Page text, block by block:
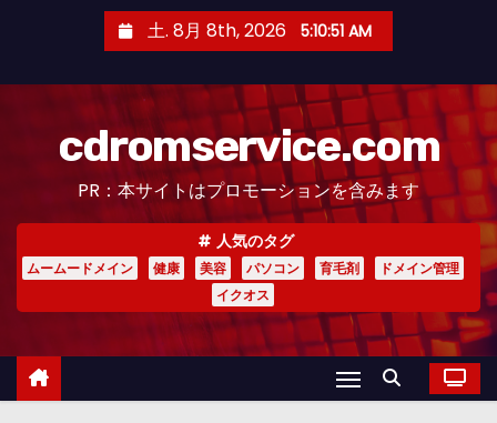
土. 8月 8th, 2026 5:10:52 AM
cdromservice.com
PR：本サイトはプロモーションを含みます
人気のタグ
ムームードメイン 健康 美容 パソコン 育毛剤
ドメイン管理
イクオス